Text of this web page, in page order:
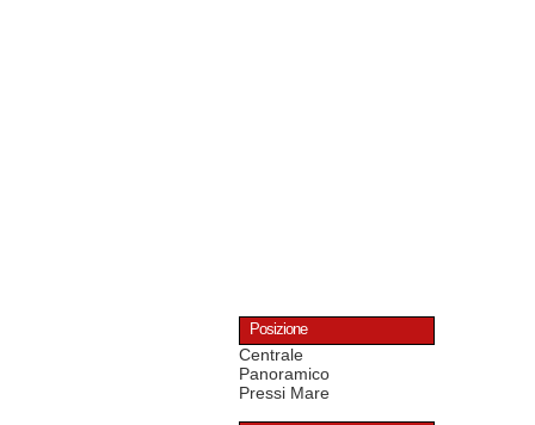
Posizione
Centrale
Panoramico
Pressi Mare